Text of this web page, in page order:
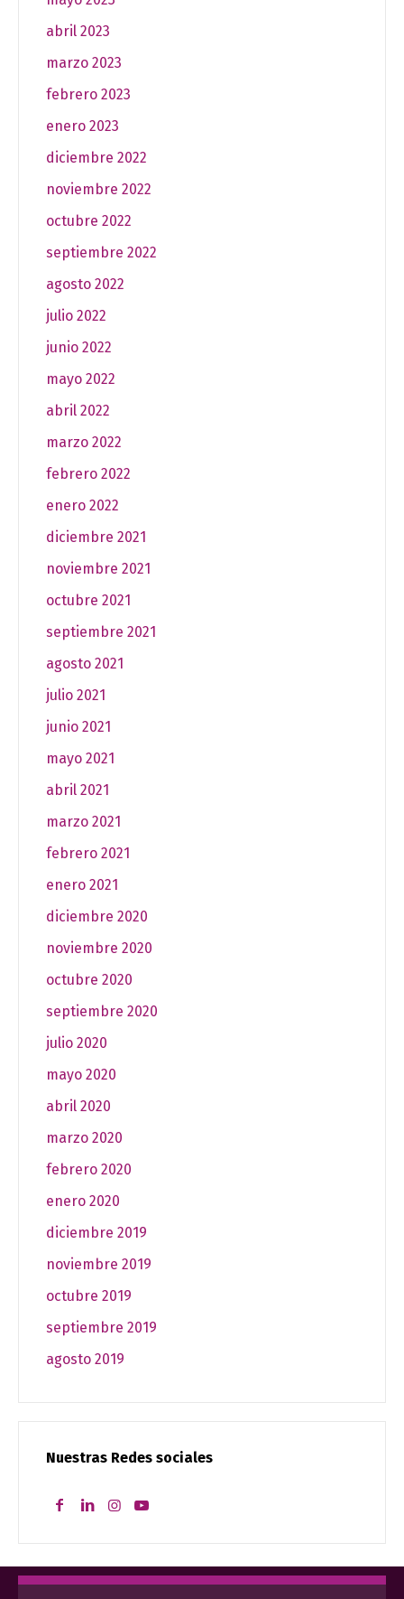
abril 2023
marzo 2023
febrero 2023
enero 2023
diciembre 2022
noviembre 2022
octubre 2022
septiembre 2022
agosto 2022
julio 2022
junio 2022
mayo 2022
abril 2022
marzo 2022
febrero 2022
enero 2022
diciembre 2021
noviembre 2021
octubre 2021
septiembre 2021
agosto 2021
julio 2021
junio 2021
mayo 2021
abril 2021
marzo 2021
febrero 2021
enero 2021
diciembre 2020
noviembre 2020
octubre 2020
septiembre 2020
julio 2020
mayo 2020
abril 2020
marzo 2020
febrero 2020
enero 2020
diciembre 2019
noviembre 2019
octubre 2019
septiembre 2019
agosto 2019
Nuestras Redes sociales